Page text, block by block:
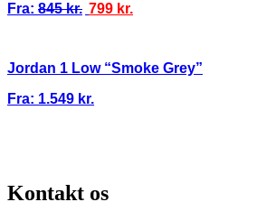
Fra: 845kr. 799 kr.
Jordan 1 Low “Smoke Grey”
Fra: 1.549 kr.
Kontakt os